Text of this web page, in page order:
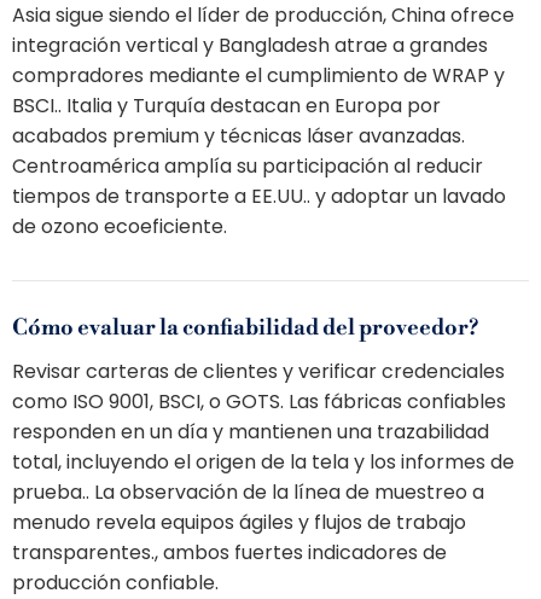
Asia sigue siendo el líder de producción, China ofrece
integración vertical y Bangladesh atrae a grandes
compradores mediante el cumplimiento de WRAP y
BSCI.. Italia y Turquía destacan en Europa por
acabados premium y técnicas láser avanzadas.
Centroamérica amplía su participación al reducir
tiempos de transporte a EE.UU.. y adoptar un lavado
de ozono ecoeficiente.
Cómo evaluar la confiabilidad del proveedor?
Revisar carteras de clientes y verificar credenciales
como ISO 9001, BSCI, o GOTS. Las fábricas confiables
responden en un día y mantienen una trazabilidad
total, incluyendo el origen de la tela y los informes de
prueba.. La observación de la línea de muestreo a
menudo revela equipos ágiles y flujos de trabajo
transparentes., ambos fuertes indicadores de
producción confiable.